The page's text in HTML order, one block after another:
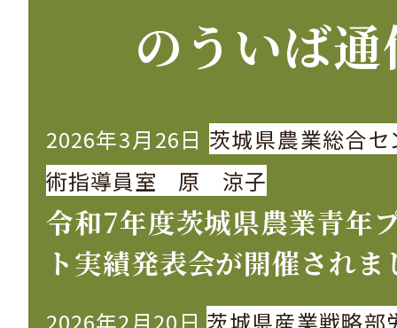
のういば
2026年3月26日 茨城県農業総合セ
術指導員室 原 涼子
令和7年度茨城県農業青年
ト実績発表会が開催されま
2026年2月20日 茨城県産業戦略部